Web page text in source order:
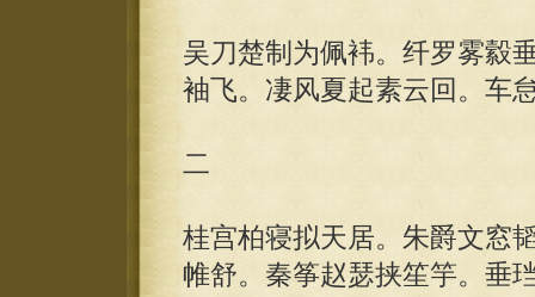
吴刀楚制为佩袆。纤罗雾縠
袖飞。凄风夏起素云回。车
二
桂宫柏寝拟天居。朱爵文窓
帷舒。秦筝赵瑟挟笙竽。垂